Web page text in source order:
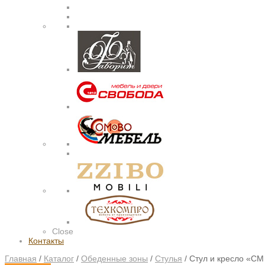
Close
Контакты
Главная / Каталог / Обеденные зоны / Стулья / Стул и кресло